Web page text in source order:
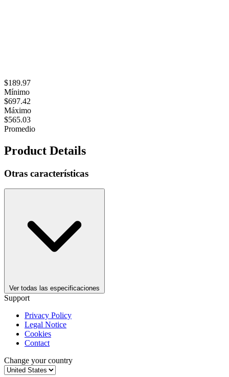
$189.97
Mínimo
$697.42
Máximo
$565.03
Promedio
Product Details
Otras características
Ver todas las especificaciones
Support
Privacy Policy
Legal Notice
Cookies
Contact
Change your country